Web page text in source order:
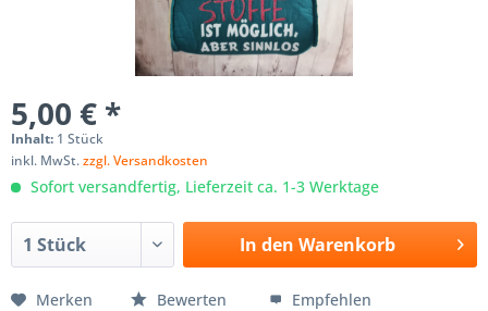
5,00 € *
Inhalt: 1 Stück
inkl. MwSt.zzgl. Versandkosten
Sofort versandfertig, Lieferzeit ca. 1-3 Werktage
In den Warenkorb
Merken Bewerten Empfehlen